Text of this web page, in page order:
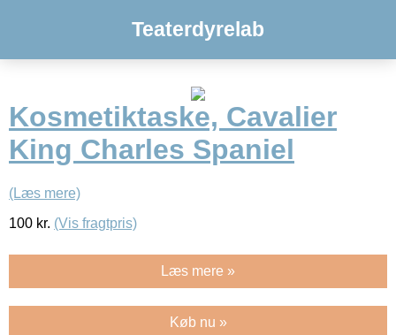
Teaterdyrelab
Kosmetiktaske, Cavalier
King Charles Spaniel
(Læs mere)
100 kr. (Vis fragtpris)
Læs mere »
Køb nu »